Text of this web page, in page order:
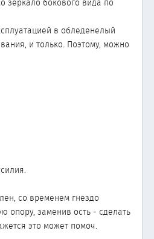
зеркало бокового вида по
в обледенелый
и только. Поэтому, можно
со временем гнездо
опору, заменив ость - сделать
это может помоч.